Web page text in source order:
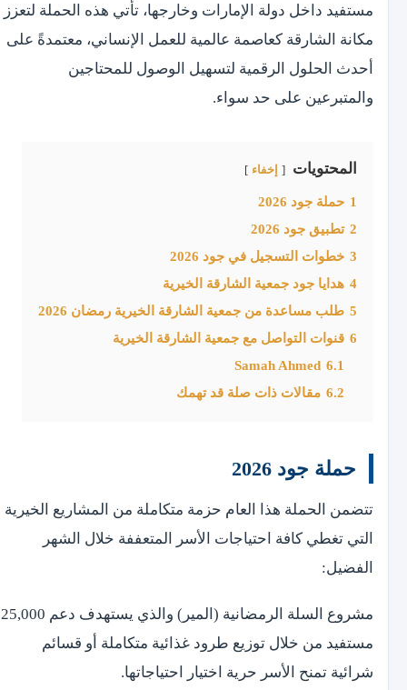
مستفيد داخل دولة الإمارات وخارجها، تأتي هذه الحملة لتعزز
مكانة الشارقة كعاصمة عالمية للعمل الإنساني، معتمدةً على
أحدث الحلول الرقمية لتسهيل الوصول للمحتاجين
والمتبرعين على حد سواء.
المحتويات إخفاء
1 حملة جود 2026
2 تطبيق جود 2026
3 خطوات التسجيل في جود 2026
4 هدايا جود جمعية الشارقة الخيرية
5 طلب مساعدة من جمعية الشارقة الخيرية رمضان 2026
6 قنوات التواصل مع جمعية الشارقة الخيرية
6.1
Samah Ahmed
6.2 مقالات ذات صلة قد تهمك
حملة جود 2026
تتضمن الحملة هذا العام حزمة متكاملة من المشاريع الخيرية
التي تغطي كافة احتياجات الأسر المتعففة خلال الشهر
الفضيل:
مشروع السلة الرمضانية (المير) والذي يستهدف دعم 25,000
مستفيد من خلال توزيع طرود غذائية متكاملة أو قسائم
شرائية تمنح الأسر حرية اختيار احتياجاتها.